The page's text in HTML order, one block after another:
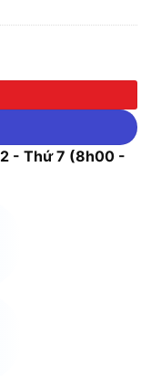
số lượng
2 - Thứ 7 (8h00 -